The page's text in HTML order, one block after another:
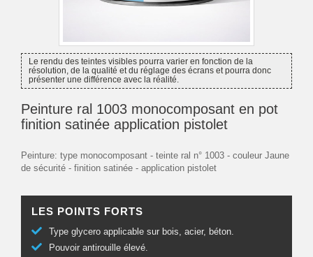
Le rendu des teintes visibles pourra varier en fonction de la
résolution, de la qualité et du réglage des écrans et pourra donc
présenter une différence avec la réalité.
Peinture ral 1003 monocomposant en pot
finition satinée application pistolet
Peinture: type monocomposant - teinte ral n° 1003 - couleur Jaune
de sécurité - finition satinée - application pistolet
LES POINTS FORTS
Type glycero applicable sur bois, acier, béton.
Pouvoir antirouille élevé.